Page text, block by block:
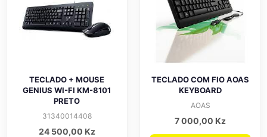
TECLADO + MOUSE
GENIUS WI-FI KM-8101
PRETO
31340014408
24 500,00 Kz
TECLADO COM FIO AOAS
KEYBOARD
AOAS
7 000,00 Kz